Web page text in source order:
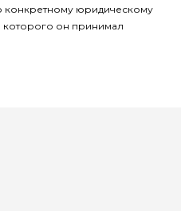
конкретному юридическому
которого он принимал